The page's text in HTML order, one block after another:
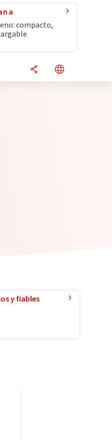
compacto,
y fiables